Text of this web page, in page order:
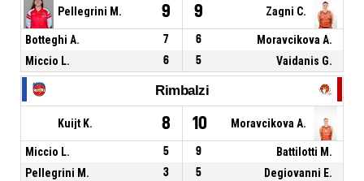
Pellegrini M. 9 9 Zagni C.
Botteghi A. 7 6
Moravcikova A.
Miccio L.
6 5 Vaidanis G.
Rimbalzi
Kuijt K. 8 10 Moravcikova A.
Miccio L. 5 9
Battilotti M.
Pellegrini M.
3 5 Degiovanni E.